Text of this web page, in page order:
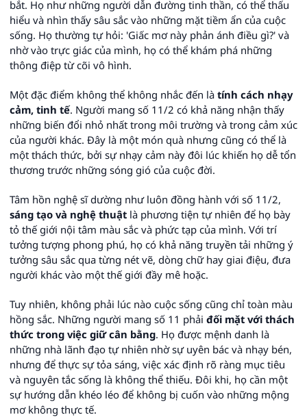
bắt. Họ như những người dẫn đường tinh thần, có thể thấu
hiểu và nhìn thấy sâu sắc vào những mặt tiềm ẩn của cuộc
sống. Họ thường tự hỏi: 'Giấc mơ này phản ánh điều gì?' và
nhờ vào trực giác của mình, họ có thể khám phá những
thông điệp từ cõi vô hình.
Một đặc điểm không thể không nhắc đến là tính cách nhạy
cảm, tinh tế. Người mang số 11/2 có khả năng nhận thấy
những biến đổi nhỏ nhất trong môi trường và trong cảm xúc
của người khác. Đây là một món quà nhưng cũng có thể là
một thách thức, bởi sự nhạy cảm này đôi lúc khiến họ dễ tổn
thương trước những sóng gió của cuộc đời.
Tâm hồn nghệ sĩ dường như luôn đồng hành với số 11/2,
sáng tạo và nghệ thuật là phương tiện tự nhiên để họ bày
tỏ thế giới nội tâm màu sắc và phức tạp của mình. Với trí
tưởng tượng phong phú, họ có khả năng truyền tải những ý
tưởng sâu sắc qua từng nét vẽ, dòng chữ hay giai điệu, đưa
người khác vào một thế giới đầy mê hoặc.
Tuy nhiên, không phải lúc nào cuộc sống cũng chỉ toàn màu
hồng sắc. Những người mang số 11 phải đối mặt với thách
thức trong việc giữ cân bằng. Họ được mệnh danh là
những nhà lãnh đạo tự nhiên nhờ sự uyên bác và nhạy bén,
nhưng để thực sự tỏa sáng, việc xác định rõ ràng mục tiêu
và nguyên tắc sống là không thể thiếu. Đôi khi, họ cần một
sự hướng dẫn khéo léo để không bị cuốn vào những mộng
mơ không thực tế.